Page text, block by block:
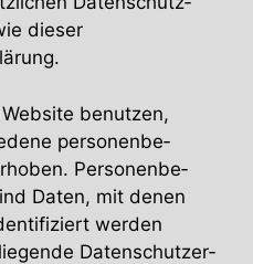
dieser
benutzen,
perso­nen­be­
Perso­nen­be­
Daten, mit denen
werden
Daten­schutz­er­